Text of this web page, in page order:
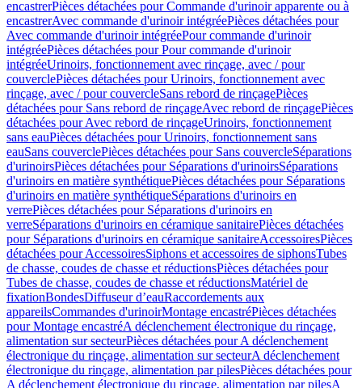
encastrerPièces détachées pour Commande d'urinoir apparente ou à
encastrerAvec commande d'urinoir intégréePièces détachées pour
Avec commande d'urinoir intégréePour commande d'urinoir
intégréePièces détachées pour Pour commande d'urinoir
intégréeUrinoirs, fonctionnement avec rinçage, avec / pour
couverclePièces détachées pour Urinoirs, fonctionnement avec
rinçage, avec / pour couvercleSans rebord de rinçagePièces
détachées pour Sans rebord de rinçageAvec rebord de rinçagePièces
détachées pour Avec rebord de rinçageUrinoirs, fonctionnement
sans eauPièces détachées pour Urinoirs, fonctionnement sans
eauSans couverclePièces détachées pour Sans couvercleSéparations
d'urinoirsPièces détachées pour Séparations d'urinoirsSéparations
d'urinoirs en matière synthétiquePièces détachées pour Séparations
d'urinoirs en matière synthétiqueSéparations d'urinoirs en
verrePièces détachées pour Séparations d'urinoirs en
verreSéparations d'urinoirs en céramique sanitairePièces détachées
pour Séparations d'urinoirs en céramique sanitaireAccessoiresPièces
détachées pour AccessoiresSiphons et accessoires de siphonsTubes
de chasse, coudes de chasse et réductionsPièces détachées pour
Tubes de chasse, coudes de chasse et réductionsMatériel de
fixationBondesDiffuseur d’eauRaccordements aux
appareilsCommandes d'urinoirMontage encastréPièces détachées
pour Montage encastréA déclenchement électronique du rinçage,
alimentation sur secteurPièces détachées pour A déclenchement
électronique du rinçage, alimentation sur secteurA déclenchement
électronique du rinçage, alimentation par pilesPièces détachées pour
A déclenchement électronique du rinçage, alimentation par pilesA